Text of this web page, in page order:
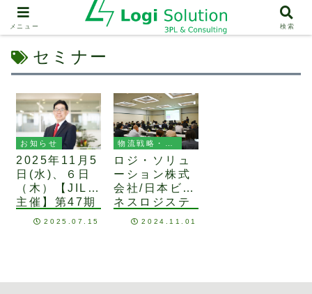
セミナー
お知らせ
2025年11月5
日(水)、６日
（木）【JILS
主催】第47期
国際物流管理
2025.07.15
ロジ・ソリュ
ーション株式
会社/日本ビジ
ネスロジステ
ィクス株式会
の役割～を開
2024.11.01
メニュー 検索